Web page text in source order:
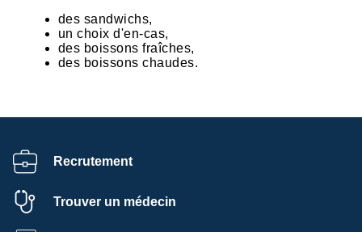
des sandwichs,
un choix d'en-cas,
des boissons fraîches,
des boissons chaudes.
Recrutement
Trouver un médecin